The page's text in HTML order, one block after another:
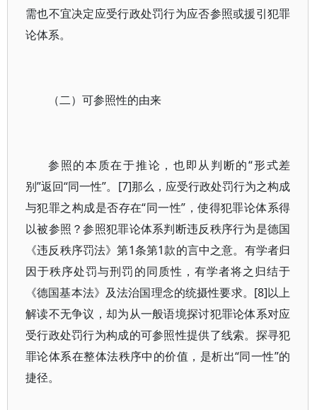
需也不宜决定应受行政处罚行为应否参照或援引犯罪
论体系。
（二）可参照性的由来
参照的本质在于推论，也即从判断的“形式差
别”返回“同一性”。[7]那么，应受行政处罚行为之构成
与犯罪之构成是否存在“同一性”，使得犯罪论体系得
以被参照？参照犯罪论体系判断违反秩序行为是德国
《违反秩序罚法》第1条第1款的言中之意。有学者归
因于秩序处罚与刑罚的同质性，有学者将之归结于
《德国基本法》及法治国理念的统摄性要求。[8]以上
解读不无争议，却为从一般语境探讨犯罪论体系对应
受行政处罚行为构成的可参照性提供了线索。探寻犯
罪论体系在整体法秩序中的价值，是析出“同一性”的
捷径。